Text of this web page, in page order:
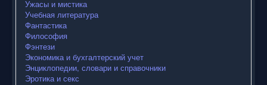
Ужасы и мистика
Учебная литература
Фантастика
Философия
Фэнтези
Экономика и бухгалтерский учет
Энциклопедии, словари и справочники
Эротика и секс